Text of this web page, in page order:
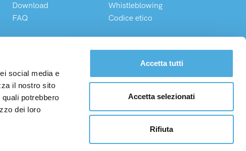
social media e
il nostro sito
potrebbero
dei loro
Accetta tutti
Accetta selezionati
Rifiuta
Download
FAQ
Whistleblowing
Codice etico
P.I. 08975100150